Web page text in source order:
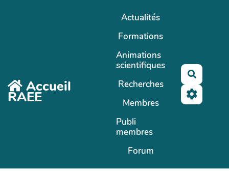
Accueil
RAEE
Actualités
Formations
Animations
scientifiques
Recherches
Membres
Publi
membres
Forum